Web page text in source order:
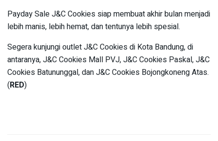
Payday Sale J&C Cookies siap membuat akhir bulan menjadi
lebih manis, lebih hemat, dan tentunya lebih spesial.
Segera kunjungi outlet J&C Cookies di Kota Bandung, di
antaranya, J&C Cookies Mall PVJ, J&C Cookies Paskal, J&C
Cookies Batununggal, dan J&C Cookies Bojongkoneng Atas.
(RED)